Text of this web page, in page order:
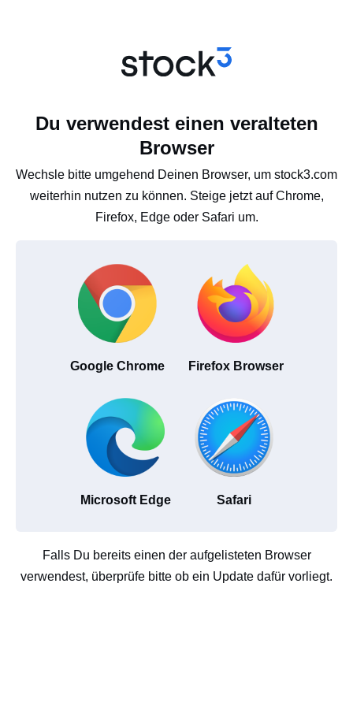
Du verwendest einen veralteten
Browser
Wechsle bitte umgehend Deinen Browser, um stock3.com
weiterhin nutzen zu können. Steige jetzt auf Chrome,
Firefox, Edge oder Safari um.
Google Chrome Firefox Browser
Microsoft Edge Safari
Falls Du bereits einen der aufgelisteten Browser
verwendest, überprüfe bitte ob ein Update dafür vorliegt.